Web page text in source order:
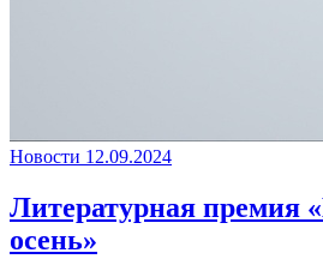
Новости 12.09.2024
Литературная премия
осень»